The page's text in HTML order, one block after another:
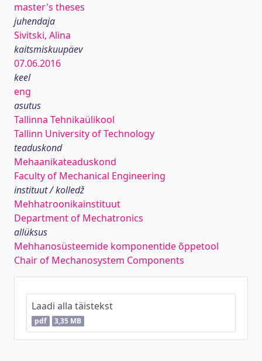
master's theses
juhendaja
Sivitski, Alina
kaitsmiskuupäev
07.06.2016
keel
eng
asutus
Tallinna Tehnikaülikool
Tallinn University of Technology
teaduskond
Mehaanikateaduskond
Faculty of Mechanical Engineering
instituut / kolledž
Mehhatroonikainstituut
Department of Mechatronics
allüksus
Mehhanosüsteemide komponentide õppetool
Chair of Mechanosystem Components
Laadi alla täistekst
pdf 3,35 MB